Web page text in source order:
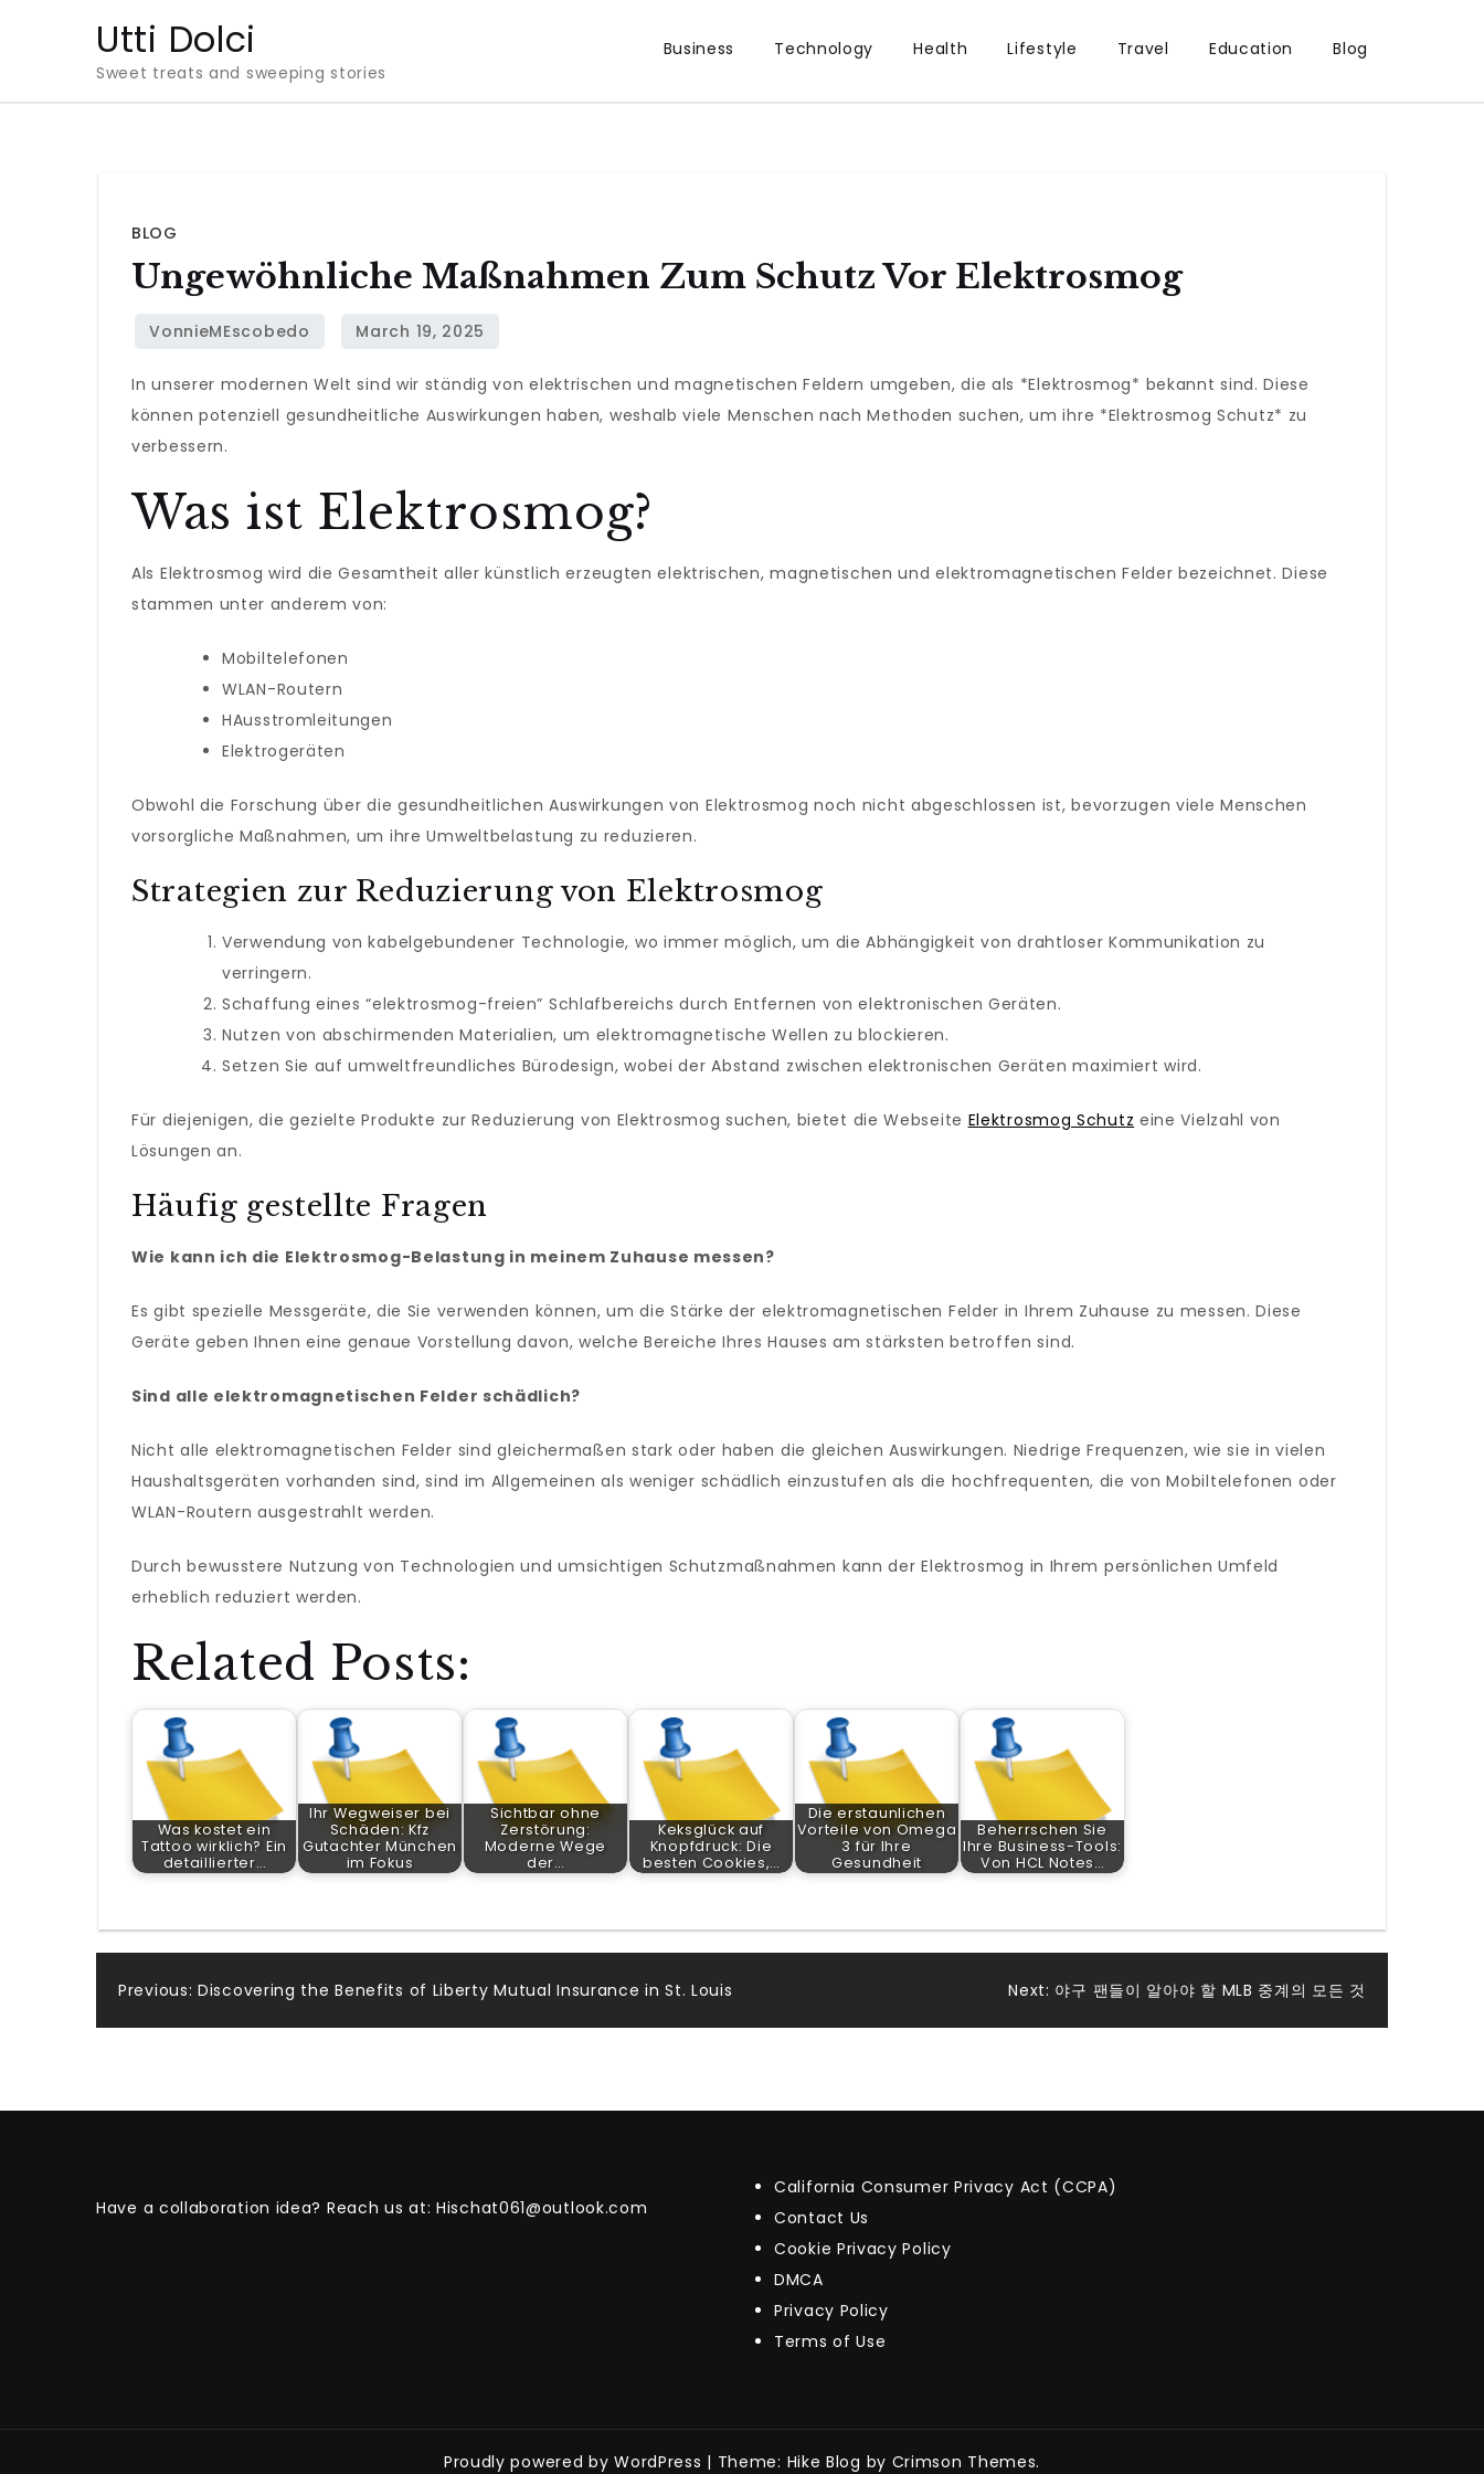
Utti Dolci
Sweet treats and sweeping stories
Business Technology Health Lifestyle Travel Education Blog
BLOG
Ungewöhnliche Maßnahmen Zum Schutz Vor Elektrosmog
In unserer modernen Welt sind wir ständig von elektrischen und magnetischen Feldern umgeben, die als *Elektrosmog* bekannt sind. Diese
können potenziell gesundheitliche Auswirkungen haben, weshalb viele Menschen nach Methoden suchen, um ihre *Elektrosmog Schutz* zu
verbessern.
Was ist Elektrosmog?
Als Elektrosmog wird die Gesamtheit aller künstlich erzeugten elektrischen, magnetischen und elektromagnetischen Felder bezeichnet. Diese
stammen unter anderem von:
Mobiltelefonen
WLAN-Routern
HAusstromleitungen
Elektrogeräten
Obwohl die Forschung über die gesundheitlichen Auswirkungen von Elektrosmog noch nicht abgeschlossen ist, bevorzugen viele Menschen
vorsorgliche Maßnahmen, um ihre Umweltbelastung zu reduzieren.
Strategien zur Reduzierung von Elektrosmog
Verwendung von kabelgebundener Technologie, wo immer möglich, um die Abhängigkeit von drahtloser Kommunikation zu
verringern.
Schaffung eines “elektrosmog-freien” Schlafbereichs durch Entfernen von elektronischen Geräten.
Nutzen von abschirmenden Materialien, um elektromagnetische Wellen zu blockieren.
Setzen Sie auf umweltfreundliches Bürodesign, wobei der Abstand zwischen elektronischen Geräten maximiert wird.
Für diejenigen, die gezielte Produkte zur Reduzierung von Elektrosmog suchen, bietet die Webseite Elektrosmog Schutz eine Vielzahl von
Lösungen an.
Häufig gestellte Fragen
Wie kann ich die Elektrosmog-Belastung in meinem Zuhause messen?
Es gibt spezielle Messgeräte, die Sie verwenden können, um die Stärke der elektromagnetischen Felder in Ihrem Zuhause zu messen. Diese
Geräte geben Ihnen eine genaue Vorstellung davon, welche Bereiche Ihres Hauses am stärksten betroffen sind.
Sind alle elektromagnetischen Felder schädlich?
Nicht alle elektromagnetischen Felder sind gleichermaßen stark oder haben die gleichen Auswirkungen. Niedrige Frequenzen, wie sie in vielen
Haushaltsgeräten vorhanden sind, sind im Allgemeinen als weniger schädlich einzustufen als die hochfrequenten, die von Mobiltelefonen oder
WLAN-Routern ausgestrahlt werden.
Durch bewusstere Nutzung von Technologien und umsichtigen Schutzmaßnahmen kann der Elektrosmog in Ihrem persönlichen Umfeld
erheblich reduziert werden.
Related Posts:
Was kostet ein
Tattoo wirklich? Ein
detaillierter…
Ihr Wegweiser bei
Schäden: Kfz
Gutachter München
im Fokus
Sichtbar ohne
Zerstörung:
Moderne Wege
der…
Keksglück auf
Knopfdruck: Die
besten Cookies,…
Die erstaunlichen
Vorteile von Omega
3 für Ihre
Gesundheit
Beherrschen Sie
Ihre Business-Tools:
Von HCL Notes…
Post
Previous: Discovering the Benefits of Liberty Mutual Insurance in St. Louis Next: 야구 팬들이 알아야 할 MLB 중계의 모든 것
Have a collaboration idea? Reach us at:Hischat061@outlook.com
California Consumer Privacy Act (CCPA)
Contact Us
Cookie Privacy Policy
DMCA
Privacy Policy
Terms of Use
Proudly powered by WordPress | Theme: Hike Blog by Crimson Themes.